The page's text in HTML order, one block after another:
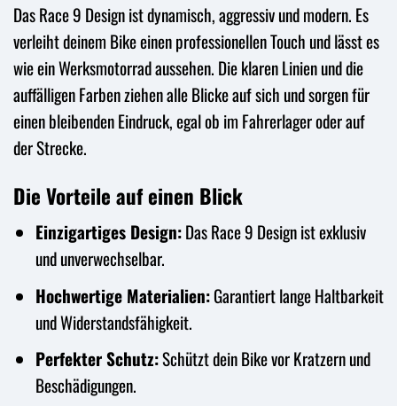
Das Race 9 Design ist dynamisch, aggressiv und modern. Es
verleiht deinem Bike einen professionellen Touch und lässt es
wie ein Werksmotorrad aussehen. Die klaren Linien und die
auffälligen Farben ziehen alle Blicke auf sich und sorgen für
einen bleibenden Eindruck, egal ob im Fahrerlager oder auf
der Strecke.
Die Vorteile auf einen Blick
Einzigartiges Design:Das Race 9 Design ist exklusiv
und unverwechselbar.
Hochwertige Materialien:Garantiert lange Haltbarkeit
und Widerstandsfähigkeit.
Perfekter Schutz:Schützt dein Bike vor Kratzern und
Beschädigungen.